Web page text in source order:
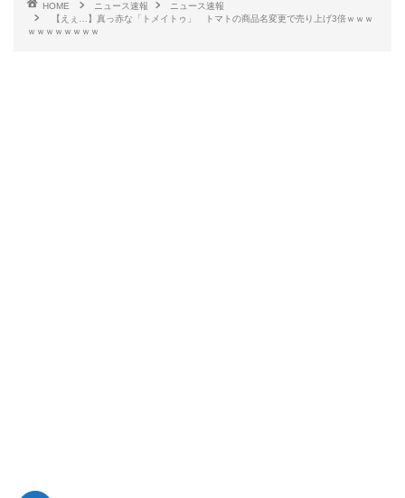
HOME ニュース速報
ニュース速報
【えぇ…】真っ赤な「トメイトゥ」 トマトの商品名変更で売り上げ3倍ｗｗｗ
ｗｗｗｗｗｗｗｗ